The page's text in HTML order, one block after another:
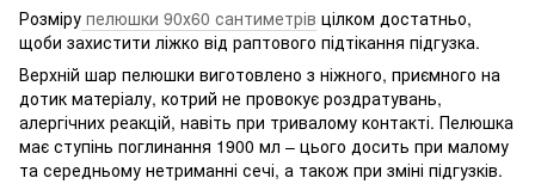
Розміру пелюшки 90х60 сантиметрів цілком достатньо,
щоби захистити ліжко від раптового підтікання підгузка.
Верхній шар пелюшки виготовлено з ніжного, приємного на
дотик матеріалу, котрий не провокує роздратувань,
алергічних реакцій, навіть при тривалому контакті. Пелюшка
має ступінь поглинання 1900 мл – цього досить при малому
та середньому нетриманні сечі, а також при зміні підгузків.